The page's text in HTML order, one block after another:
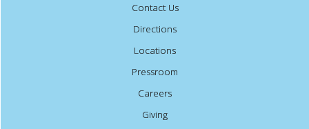
Contact Us
Directions
Locations
Pressroom
Careers
Giving